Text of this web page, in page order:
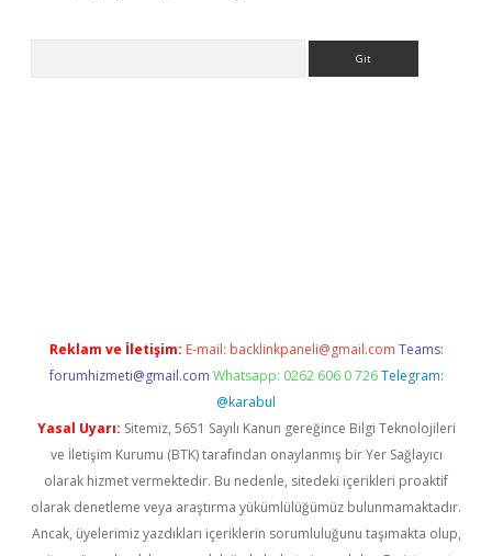
Reklam ve İletişim: E-mail: backlinkpaneli@gmail.com Teams:
forumhizmeti@gmail.com Whatsapp: 0262 606 0 726 Telegram:
@karabul
Yasal Uyarı: Sitemiz, 5651 Sayılı Kanun gereğince Bilgi Teknolojileri
ve İletişim Kurumu (BTK) tarafından onaylanmış bir Yer Sağlayıcı
olarak hizmet vermektedir. Bu nedenle, sitedeki içerikleri proaktif
olarak denetleme veya araştırma yükümlülüğümüz bulunmamaktadır.
Ancak, üyelerimiz yazdıkları içeriklerin sorumluluğunu taşımakta olup,